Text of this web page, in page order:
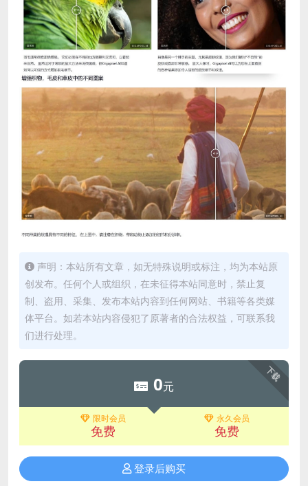
声明：本站所有文章，如无特殊说明或标注，均为本站原
创发布。任何个人或组织，在未征得本站同意时，禁止复
制、盗用、采集、发布本站内容到任何网站、书籍等各类媒
体平台。如若本站内容侵犯了原著者的合法权益，可联系我
们进行处理。
下载
0元
限时会员
免费
永久会员
免费
登录后购买